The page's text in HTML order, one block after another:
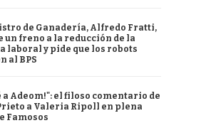
de Ganadería, Alfredo Fratti,
un freno a la reducción de la
laboral y pide que los robots
al BPS
a Adeom!": el filoso comentario de
a Valeria Ripoll en plena
Famosos